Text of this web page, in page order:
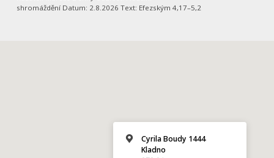
shromáždění Datum: 2.8.2026 Text: Efezským 4,17–5,2
Cyrila Boudy 1444
Kladno